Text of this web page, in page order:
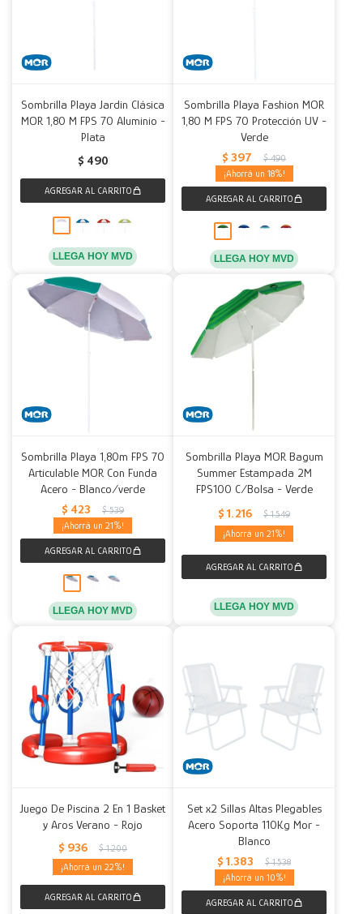
Sombrilla Playa Jardin Clásica
MOR 1,80 M FPS 70 Aluminio -
Plata
$ 490
LLEGA HOY MVD
Sombrilla Playa Fashion MOR
1,80 M FPS 70 Protección UV -
Verde
$ 397 $ 490
18
LLEGA HOY MVD
Sombrilla Playa 1,80m FPS 70
Articulable MOR Con Funda
Acero - Blanco/verde
$ 423 $ 539
21
LLEGA HOY MVD
Sombrilla Playa MOR Bagum
Summer Estampada 2M
FPS100 C/Bolsa - Verde
$ 1.216 $ 1.549
21
LLEGA HOY MVD
Juego De Piscina 2 En 1 Basket
y Aros Verano - Rojo
$ 936 $ 1.200
22
Set x2 Sillas Altas Plegables
Acero Soporta 110Kg Mor -
Blanco
$ 1.383 $ 1.538
10